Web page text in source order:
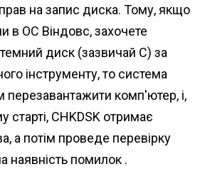
на запис диска. Тому, якщо
в ОС Віндовс, захочете
диск (зазвичай С) за
інструменту, то система
перезавантажити комп'ютер, і,
старті, CHKDSK отримає
а потім проведе перевірку
наявність помилок .